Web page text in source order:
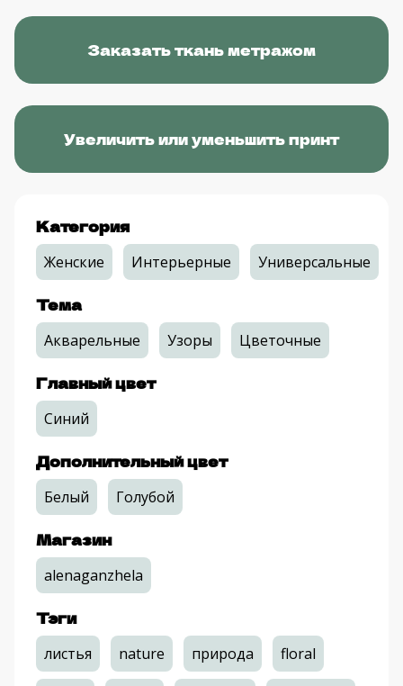
Заказать ткань метражом
Увеличить или уменьшить принт
Категория
Женские Интерьерные Универсальные
Тема
Акварельные Узоры Цветочные
Главный цвет
Синий
Дополнительный цвет
Белый Голубой
Магазин
alenaganzhela
Тэги
листья nature природа floral